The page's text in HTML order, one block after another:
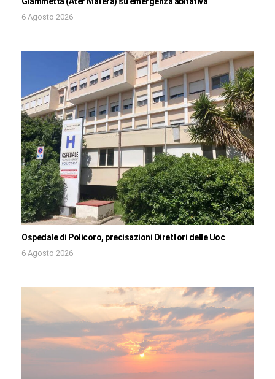
6 Agosto 2026
Ospedale di Policoro, precisazioni Direttori delle Uoc
6 Agosto 2026